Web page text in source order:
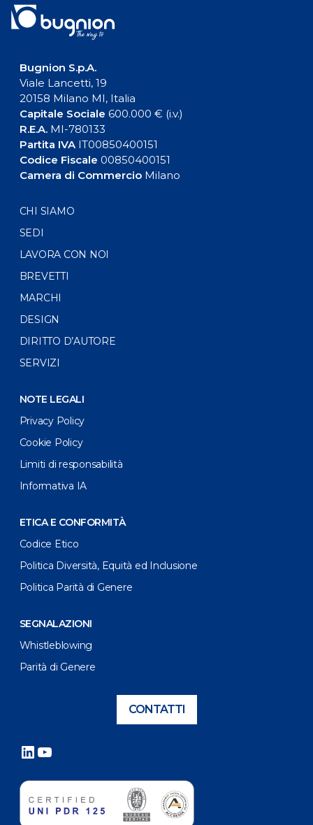
Bugnion S.p.A.
Viale Lancetti, 19
20158 Milano MI, Italia
Capitale Sociale 600.000 € (i.v.)
R.E.A.MI-780133
Partita IVAIT00850400151
Codice Fiscale 00850400151
Camera di CommercioMilano
CHI SIAMO
SEDI
LAVORA CON NOI
BREVETTI
MARCHI
DESIGN
DIRITTO D’AUTORE
SERVIZI
NOTE LEGALI
Privacy Policy
Cookie Policy
Limiti di responsabilità
Informativa IA
ETICA E CONFORMITÀ
Codice Etico
Politica Diversità, Equità ed Inclusione
Politica Parità di Genere
SEGNALAZIONI
Whistleblowing
Parità di Genere
CONTATTI
LinkedIn
YouTube